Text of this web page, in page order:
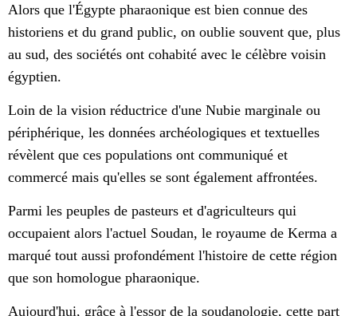
Alors que l'Égypte pharaonique est bien connue des
historiens et du grand public, on oublie souvent que, plus
au sud, des sociétés ont cohabité avec le célèbre voisin
égyptien.
Loin de la vision réductrice d'une Nubie marginale ou
périphérique, les données archéologiques et textuelles
révèlent que ces populations ont communiqué et
commercé mais qu'elles se sont également affrontées.
Parmi les peuples de pasteurs et d'agriculteurs qui
occupaient alors l'actuel Soudan, le royaume de Kerma a
marqué tout aussi profondément l'histoire de cette région
que son homologue pharaonique.
Aujourd'hui, grâce à l'essor de la soudanologie, cette part